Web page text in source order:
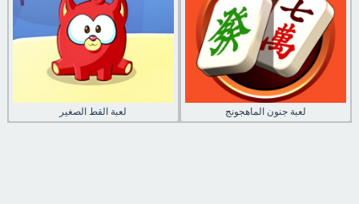
لعبة القط الصغير لعبة جنون الماهجونج